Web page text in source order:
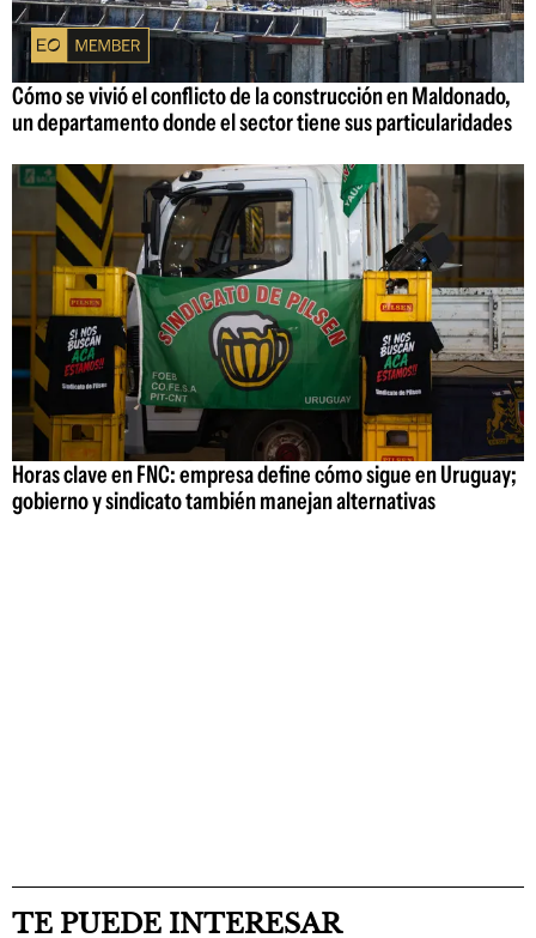
Cómo se vivió el conflicto de la construcción en Maldonado,
un departamento donde el sector tiene sus particularidades
Horas clave en FNC: empresa define cómo sigue en Uruguay;
gobierno y sindicato también manejan alternativas
TE PUEDE INTERESAR